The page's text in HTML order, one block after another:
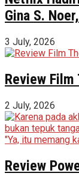
Gina S.
3 July, 2026
Review Film
2 July, 2026
Review